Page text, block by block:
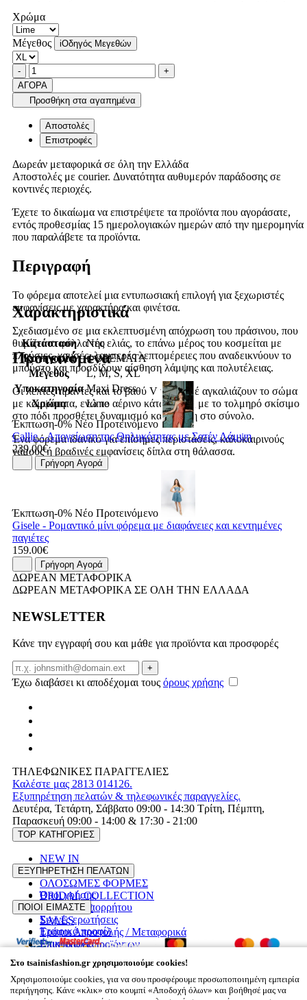
Χρώμα
Μέγεθος iΟδηγός Μεγεθών
Ποσότητα
-product.increase.quantity +
ΑΓΟΡΑ
Προσθήκη στα αγαπημένα
Αποστολές
Επιστροφές
Δωρεάν μεταφορικά σε όλη την Ελλάδα
Αποστολές με courier. Δυνατότητα αυθυμερόν παράδοσης σε
κοντινές περιοχές.
Έχετε το δικαίωμα να επιστρέψετε τα προϊόντα που αγοράσατε,
εντός προθεσμίας 15 ημερολογιακών ημερών από την ημερομηνία
που παραλάβετε τα προϊόντα.
Περιγραφή
Το φόρεμα αποτελεί μια εντυπωσιακή επιλογή για ξεχωριστές
εμφανίσεις με χαρακτήρα και φινέτσα.
Σχεδιασμένο σε μια εκλεπτυσμένη απόχρωση του πράσινου, που
θυμίζει τα φύλλα της ελιάς, το επάνω μέρος του κοσμείται με
πλούσιες, χρυσές, λαμπερές λεπτομέρειες που αναδεικνύουν το
μπούστο και προσδίδουν αίσθηση λάμψης και πολυτέλειας.
Οι λεπτές τιράντες και το βαθύ V ντεκολτέ αγκαλιάζουν το σώμα
με κομψότητα, ενώ το αέρινο κάτω μέρος με το τολμηρό σκίσιμο
στο πόδι προσθέτει δυναμισμό και κίνηση στο σύνολο.
Ένα φόρεμα ιδανικό για επίσημες περιστάσεις, καλοκαιρινούς
γάμους ή βραδινές εμφανίσεις δίπλα στη θάλασσα.
Χαρακτηριστικά
Κατάσταση
Νέο
Κατηγορία
ΦΟΡΕΜΑΤΑ
Μέγεθος
L, M, S, XL
Υποκατηγορία Maxi Dress
Χρώμα
Lime
Προτεινόμενα
Έκπτωση-0% Νέο Προτεινόμενο
Callie - Απογείωση της Θηλυκότητας με Σατέν Λάμψη
239.00€
Γρήγορη Αγορά
Έκπτωση-0% Νέο Προτεινόμενο
Gisele - Ρομαντικό μίνι φόρεμα με διαφάνειες και κεντημένες
παγιέτες
159.00€
Γρήγορη Αγορά
ΔΩΡΕΑΝ ΜΕΤΑΦΟΡΙΚΑ
ΔΩΡΕΑΝ ΜΕΤΑΦΟΡΙΚΑ ΣΕ ΟΛΗ ΤΗΝ ΕΛΛΑΔΑ
NEWSLETTER
Κάνε την εγγραφή σου και μάθε για προϊόντα και προσφορές
Email
+
Έχω διαβάσει κι αποδέχομαι τους όρους χρήσης
ΤΗΛΕΦΩΝΙΚΕΣ ΠΑΡΑΓΓΕΛΙΕΣ
Καλέστε μας 2813 014126.
Εξυπηρέτηση πελατών & τηλεφωνικές παραγγελίες.
Δευτέρα, Τετάρτη, Σάββατο 09:00 - 14:30 Τρίτη, Πέμπτη,
Παρασκευή 09:00 - 14:00 & 17:30 - 21:00
TOP ΚΑΤΗΓΟΡΙΕΣ
NEW IN
ΦΟΡΕΜΑΤΑ
ΟΛΟΣΩΜΕΣ ΦΟΡΜΕΣ
BRIDAL COLLECTION
PLUS SIZE
SALES
ΕΞΥΠΗΡΕΤΗΣΗ ΠΕΛΑΤΩΝ
Όροι χρήσης
Πολιτική Απορρήτου
Συχνές ερωτήσεις
Τρόποι Αποστολής / Μεταφορικά
Επιστροφές προϊόντων
ΠΟΙΟΙ ΕΙΜΑΣΤΕ
Εταιρικό προφίλ
Επικοινωνία
© 2026Tsainisfashion.gr,All rights reserved
Designed & developed byNETMECHANICS
Στο tsainisfashion.gr χρησιμοποιούμε cookies!
Χρησιμοποιούμε cookies, για να σου προσφέρουμε προσωποποιημένη εμπειρία
περιήγησης. Κάνε «κλικ» στο κουμπί «Αποδοχή όλων» και βοήθησέ μας να